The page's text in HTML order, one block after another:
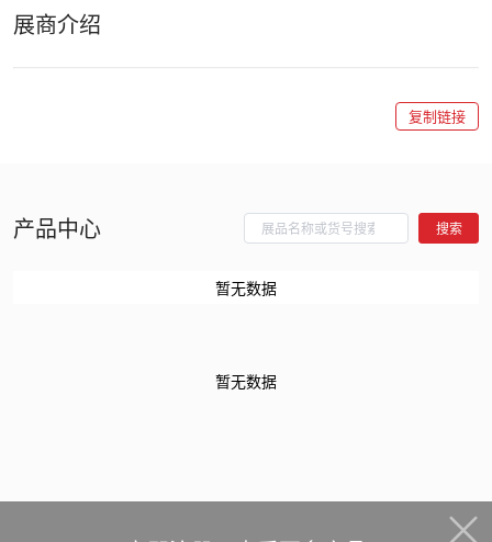
展商介绍
复制链接
产品中心 搜索
暂无数据
暂无数据